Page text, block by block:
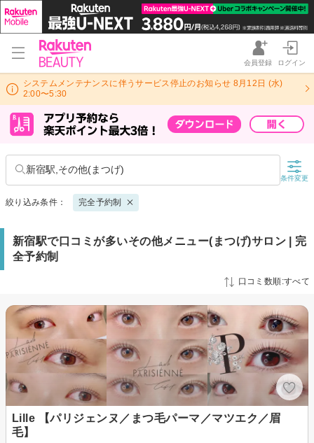
会員登録 ログイン
システムメンテナンスに伴うサービス停止のお知らせ 8月12日 (水)
2:00〜5:30
新宿駅,その他(まつげ)
条件変更
絞り込み条件： 完全予約制
新宿駅で口コミが多いその他メニュー(まつげ)サロン | 完
全予約制
口コミ数順:すべて
Lille 【パリジェンヌ／まつ毛パーマ／マツエク／眉
毛】